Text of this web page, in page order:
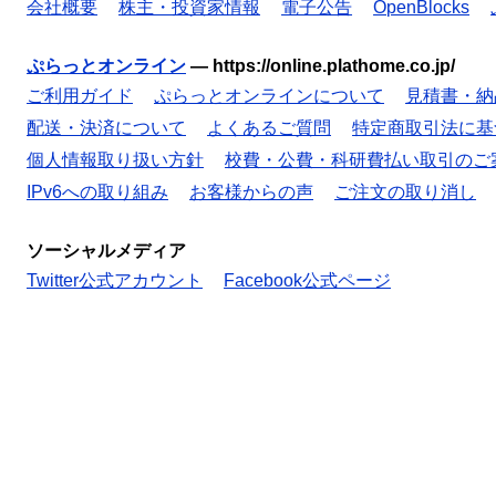
会社概要 株主・投資家情報 電子公告 OpenBlocks
ぷらっとオンライン — https://online.plathome.co.jp/
ご利用ガイド
ぷらっとオンラインについて
見積書・
配送・決済について
よくあるご質問
特定商取引法に
個人情報取り扱い方針
校費・公費・科研費払い取引のご
IPv6への取り組み
お客様からの声 ご注文の取り消し
ソーシャルメディア
Twitter公式アカウント
Facebook公式ページ